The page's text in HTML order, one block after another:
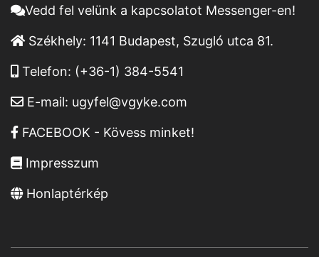
Vedd fel velünk a kapcsolatot Messenger-en!
Székhely: 1141 Budapest, Szugló utca 81.
Telefon: (+36-1) 384-5541
E-mail: ugyfel@vgyke.com
FACEBOOK - Kövess minket!
Impresszum
Honlaptérkép